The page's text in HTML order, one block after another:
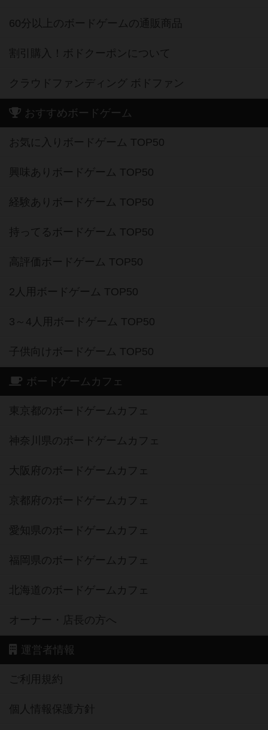
60分以上のボードゲームの通販商品
割引購入！ボドクーポンについて
クラウドファンディング ボドファン
おすすめボードゲーム
お気に入りボードゲーム TOP50
興味ありボードゲーム TOP50
経験ありボードゲーム TOP50
持ってるボードゲーム TOP50
高評価ボードゲーム TOP50
2人用ボードゲーム TOP50
3～4人用ボードゲーム TOP50
子供向けボードゲーム TOP50
ボードゲームカフェ
東京都のボードゲームカフェ
神奈川県のボードゲームカフェ
大阪府のボードゲームカフェ
京都府のボードゲームカフェ
愛知県のボードゲームカフェ
福岡県のボードゲームカフェ
北海道のボードゲームカフェ
オーナー・店長の方へ
運営者情報
ご利用規約
個人情報保護方針